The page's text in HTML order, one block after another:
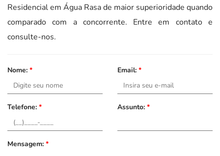
Residencial em Água Rasa de maior superioridade quando
comparado com a concorrente. Entre em contato e
consulte-nos.
Nome: * Email: *
Telefone: * Assunto: *
Mensagem: *